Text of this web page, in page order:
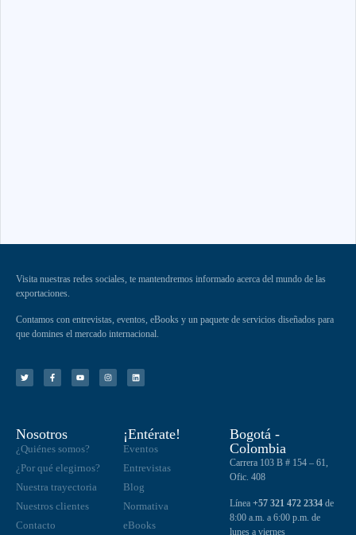
Visita nuestras redes sociales, te mantendremos informado acerca del mundo de las
exportaciones.
Contamos con entrevistas, eventos, eBooks y un paquete de servicios diseñados para
que domines el mercado internacional.
Nosotros
¿Quiénes somos?
¿Por qué elegirnos?
Nuestra trayectoria
Nuestros clientes
Contacto
¡Entérate!
Eventos
Entrevistas
Blog
Normativa
eBooks
Bogotá -
Colombia
Carrera 103 B # 154 – 61,
Ofic. 408
Línea +57 321 472 2334de
8:00 a.m. a 6:00 p.m. de
lunes a viernes